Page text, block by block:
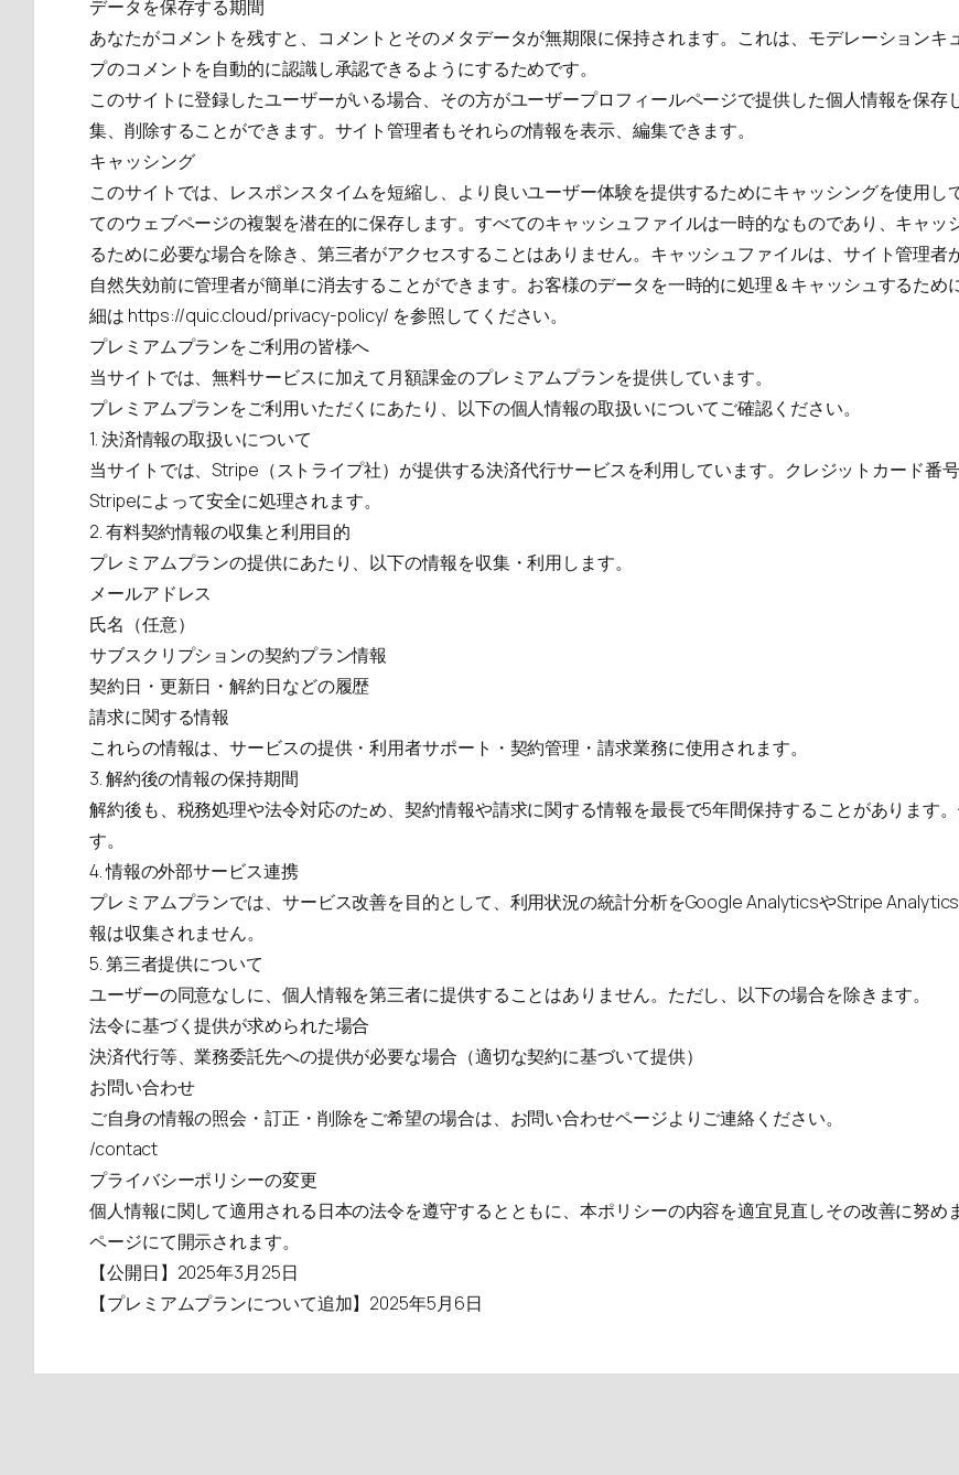
データを保存する期間
あなたがコメントを残すと、コメントとそのメタデータが無期限に保持されます。これは、モデレーション
プのコメントを自動的に認識し承認できるようにするためです。
このサイトに登録したユーザーがいる場合、その方がユーザープロフィールページで提供した個人情報を保
集、削除することができます。サイト管理者もそれらの情報を表示、編集できます。
キャッシング
このサイトでは、レスポンスタイムを短縮し、より良いユーザー体験を提供するためにキャッシングを使用
てのウェブページの複製を潜在的に保存します。すべてのキャッシュファイルは一時的なものであり、キャ
るために必要な場合を除き、第三者がアクセスすることはありません。キャッシュファイルは、サイト管理
自然失効前に管理者が簡単に消去することができます。お客様のデータを一時的に処理＆キャッシュするため
細は https://quic.cloud/privacy-policy/ を参照してください。
プレミアムプランをご利用の皆様へ
当サイトでは、無料サービスに加えて月額課金のプレミアムプランを提供しています。
プレミアムプランをご利用いただくにあたり、以下の個人情報の取扱いについてご確認ください。
1. 決済情報の取扱いについて
当サイトでは、Stripe（ストライプ社）が提供する決済代行サービスを利用しています。クレジットカード番
Stripeによって安全に処理されます。
2. 有料契約情報の収集と利用目的
プレミアムプランの提供にあたり、以下の情報を収集・利用します。
メールアドレス
氏名（任意）
サブスクリプションの契約プラン情報
契約日・更新日・解約日などの履歴
請求に関する情報
これらの情報は、サービスの提供・利用者サポート・契約管理・請求業務に使用されます。
3. 解約後の情報の保持期間
解約後も、税務処理や法令対応のため、契約情報や請求に関する情報を最長で5年間保持することがあります
す。
4. 情報の外部サービス連携
プレミアムプランでは、サービス改善を目的として、利用状況の統計分析をGoogle AnalyticsやStripe
報は収集されません。
5. 第三者提供について
ユーザーの同意なしに、個人情報を第三者に提供することはありません。ただし、以下の場合を除きます。
法令に基づく提供が求められた場合
決済代行等、業務委託先への提供が必要な場合（適切な契約に基づいて提供）
お問い合わせ
ご自身の情報の照会・訂正・削除をご希望の場合は、お問い合わせページよりご連絡ください。
/contact
プライバシーポリシーの変更
個人情報に関して適用される日本の法令を遵守するとともに、本ポリシーの内容を適宜見直しその改善に努
ページにて開示されます。
【公開日】2025年3月25日
【プレミアムプランについて追加】2025年5月6日